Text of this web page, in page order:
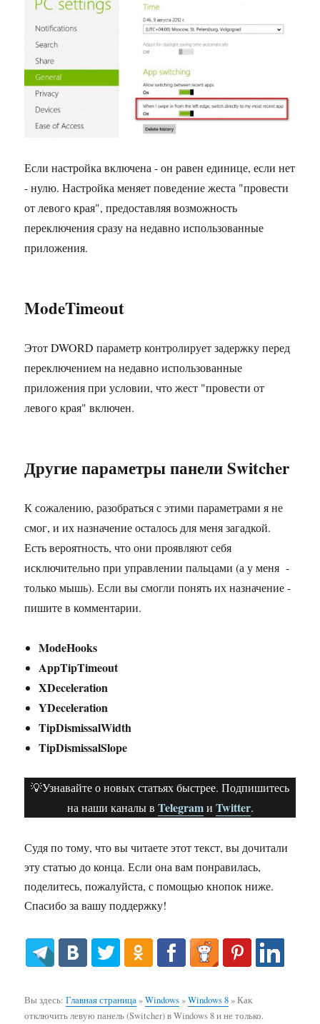
Если настройка включена - он равен единице, если нет
- нулю. Настройка меняет поведение жеста "провести
от левого края", предоставляя возможность
переключения сразу на недавно использованные
приложения.
ModeTimeout
Этот DWORD параметр контролирует задержку перед
переключением на недавно использованные
приложения при условии, что жест "провести от
левого края" включен.
Другие параметры панели Switcher
К сожалению, разобраться с этими параметрами я не
смог, и их назначение осталось для меня загадкой.
Есть вероятность, что они проявляют себя
исключительно при управлении пальцами (а у меня -
только мышь). Если вы смогли понять их назначение -
пишите в комментарии.
ModeHooks
AppTipTimeout
XDeceleration
YDeceleration
TipDismissalWidth
TipDismissalSlope
💡Узнавайте о новых статьях быстрее. Подпишитесь
на наши каналы в Telegramи Twitter.
Судя по тому, что вы читаете этот текст, вы дочитали
эту статью до конца. Если она вам понравилась,
поделитесь, пожалуйста, с помощью кнопок ниже.
Спасибо за вашу поддержку!
Вы здесь:Главная страница»Windows»Windows 8»Как
отключить левую панель (Switcher) в Windows 8 и не только.